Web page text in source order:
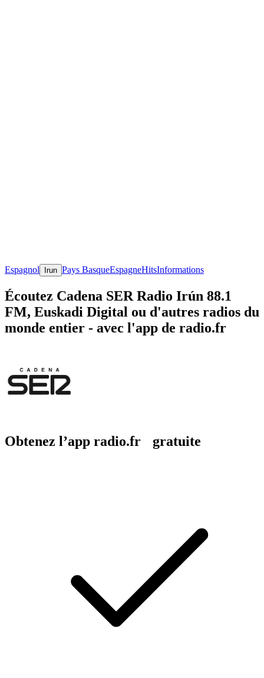
Espagnol Irun Pays BasqueEspagneHitsInformations
Écoutez Cadena SER Radio Irún 88.1
FM, Euskadi Digital ou d'autres radios du
monde entier - avec l'app de radio.fr
Obtenez l’app radio.fr gratuite